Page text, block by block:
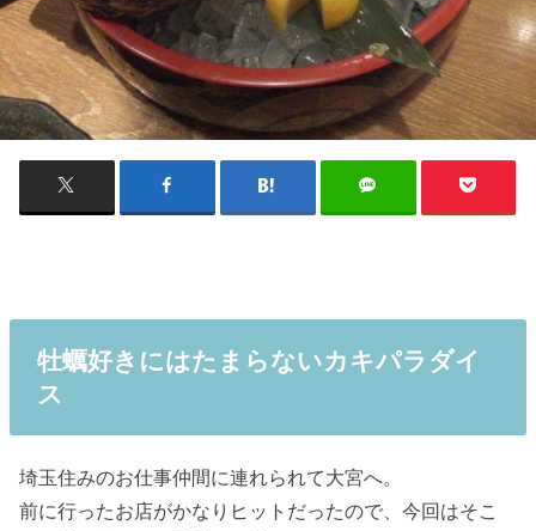
牡蠣好きにはたまらないカキパラダイ
ス
埼玉住みのお仕事仲間に連れられて大宮へ。
前に行ったお店がかなりヒットだったので、今回はそこ